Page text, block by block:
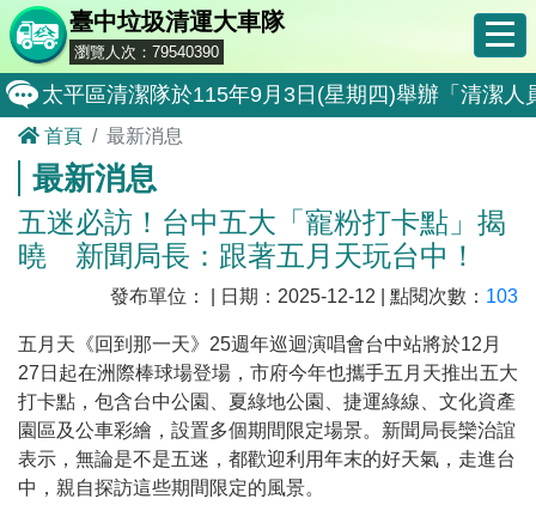
臺中垃圾清運大車隊
瀏覽人次：79540390
太平區清潔隊於115年9月3日(星期四)舉辦「清潔
8月17日北屯區清潔隊更新垃圾收運班表
臺中市政府環境保護局城鎮韌性(防空)演習期間垃
8月10日南屯區清潔隊更新垃圾收運班表
8月10日14:30至15:00防空演習行動網路降速演練
大肚區清潔隊於115年8月25日(星期二)舉辦「清潔
北屯區清潔隊於115年8月11日(星期二)舉辦「清潔
外埔區清潔隊於115年8月18日(星期二)舉辦「清潔
石岡區清潔隊於115年8月18日(星期二)舉辦「清潔
首頁 最新消息
最新消息
五迷必訪！台中五大「寵粉打卡點」揭
曉 新聞局長：跟著五月天玩台中！
發布單位： | 日期：2025-12-12 | 點閱次數： 103
五月天《回到那一天》 25週年巡迴演唱會台中站將於12 月
27 日起在洲際棒球場登場，市府今年也攜手五月天推出五大
打卡點，包含台中公園、夏綠地公園、捷運綠線、文化資產
園區及公車彩繪，設置多個期間限定場景。新聞局長欒治誼
表示，無論是不是五迷，都歡迎利用年末的好天氣，走進台
中，親自探訪這些期間限定的風景。